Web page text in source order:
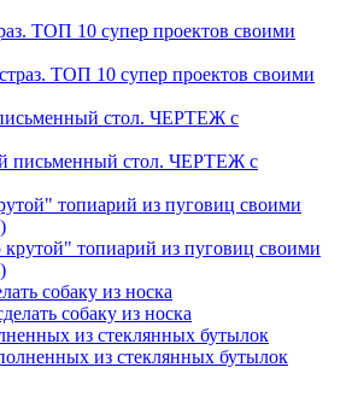
ТОП 10 супер проектов своими
стол. ЧЕРТЕЖ с
топиарий из пуговиц своими
собаку из носка
из стеклянных бутылок